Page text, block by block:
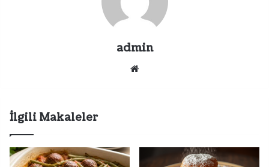
admin
İlgili Makaleler